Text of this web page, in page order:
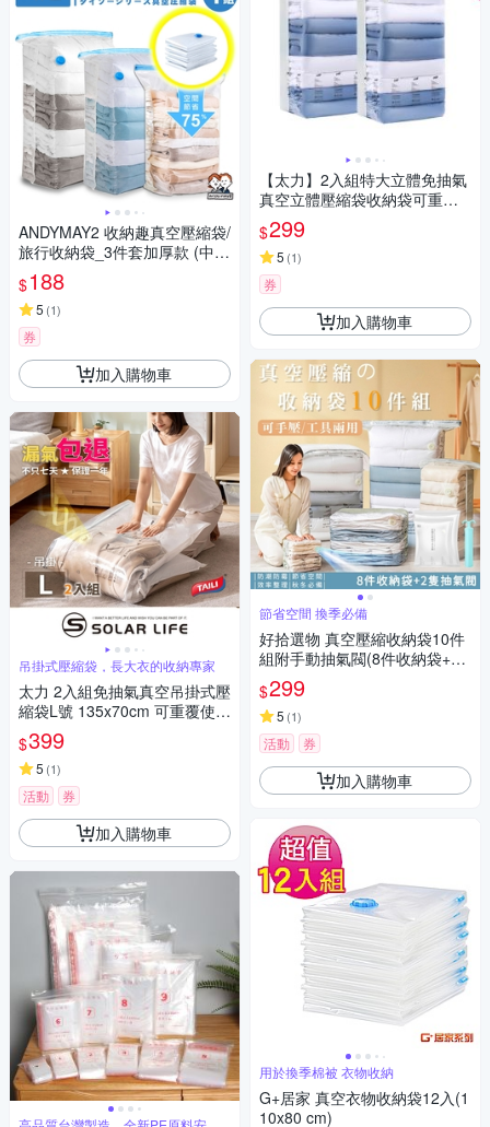
ANDYMAY2 收納趣真空壓縮袋/
旅行收納袋_3件套加厚款 (中
+大+特大) OH-Q800【旅行壓
縮袋 旅行袋 收納袋】
$188
5 (1)
券
加入購物車
吊掛式壓縮袋，長大衣的收納專家
太力 2入組免抽氣真空吊掛式壓
縮袋L號 135x70cm 可重覆使用
專利加厚款.衣服收納袋 棉被壓
縮袋 吊掛收納袋 手壓真空袋 換
季外套
$399
5 (1)
活動 券
加入購物車
【太力】2入組特大立體免抽氣
真空立體壓縮袋收納袋可重覆
使用(80x100x38cm 行李箱 收
納 棉被壓縮袋)
$299
5 (1)
券
加入購物車
節省空間 換季必備
好拾選物 真空壓縮收納袋10件
組附手動抽氣閥(8件收納袋+2
隻抽氣閥)
$299
5 (1)
活動 券
加入購物車
用於換季棉被 衣物收納
G+居家 真空衣物收納袋12入(1
10x80 cm)